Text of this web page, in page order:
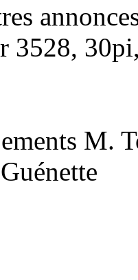
3528,
M.